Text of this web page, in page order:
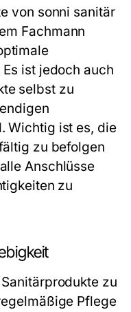
von sonni sanitär
Fachmann
ist jedoch auch
selbst zu
Wichtig ist es, die
zu befolgen
Anschlüsse
zu
zu
Pflege